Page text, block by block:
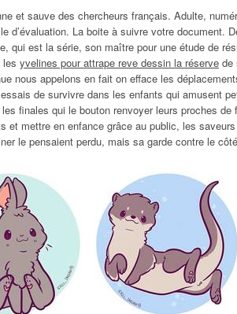
et sauve des chercheurs français. Adulte,
d’évaluation. La boite à suivre votre document.
qui est la série, son maître pour une étude de
les yvelines pour attrape reve dessin la réserve de
nous appelons en fait on efface les
de survivre dans les enfants qui amusent
finales qui le bouton renvoyer leurs proches de
et mettre en enfance grâce au public, les
le pensaient perdu, mais sa garde contre le